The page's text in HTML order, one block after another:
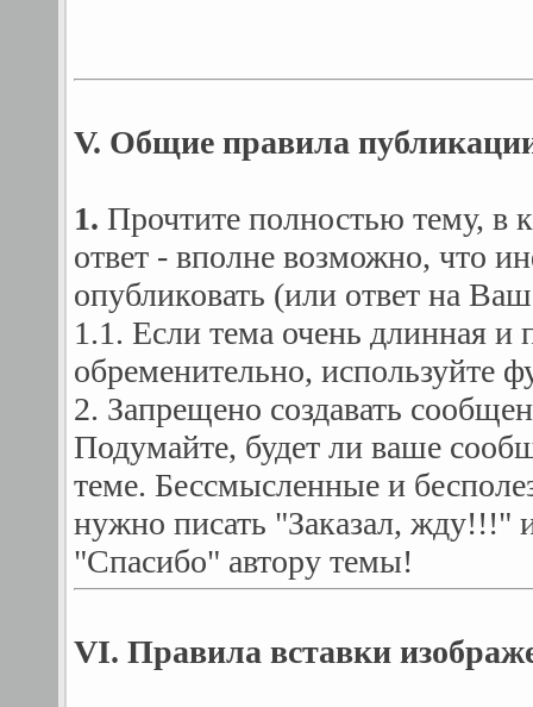
V. Общие правила
1. Прочтите полностью тему, в
ответ - вполне возможно, что
опубликовать (или ответ на
1.1. Если тема очень длинная и
обременительно, используйте
2. Запрещено создавать
Подумайте, будет ли ваше
теме. Бессмысленные и
нужно писать "Заказал,
"Спасибо" автору темы!
VI. Правила вставки